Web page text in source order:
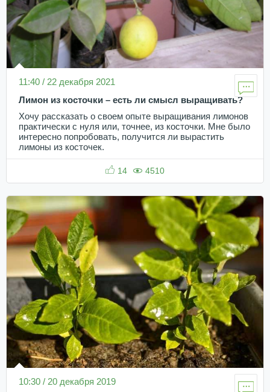
11:40 / 22 декабря 2021
Лимон из косточки – есть ли смысл выращивать?
Хочу рассказать о своем опыте выращивания лимонов
практически с нуля или, точнее, из косточки. Мне было
интересно попробовать, получится ли вырастить
лимоны из косточек.
14 4510
10:30 / 20 декабря 2019